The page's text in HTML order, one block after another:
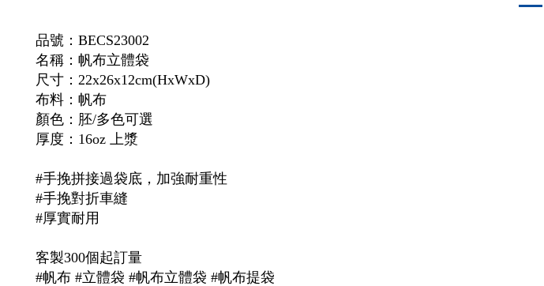
品號： BECS23002
名稱： 帆布立體袋
尺寸：22x26x12cm(HxWxD)
布料：帆布
顏色：胚/多色可選
厚度：16oz 上漿
#手挽拼接過袋底，加強耐重性
#手挽對折車縫
#厚實耐用
客製300個起訂量
#帆布 #立體袋 #帆布立體袋 #帆布提袋